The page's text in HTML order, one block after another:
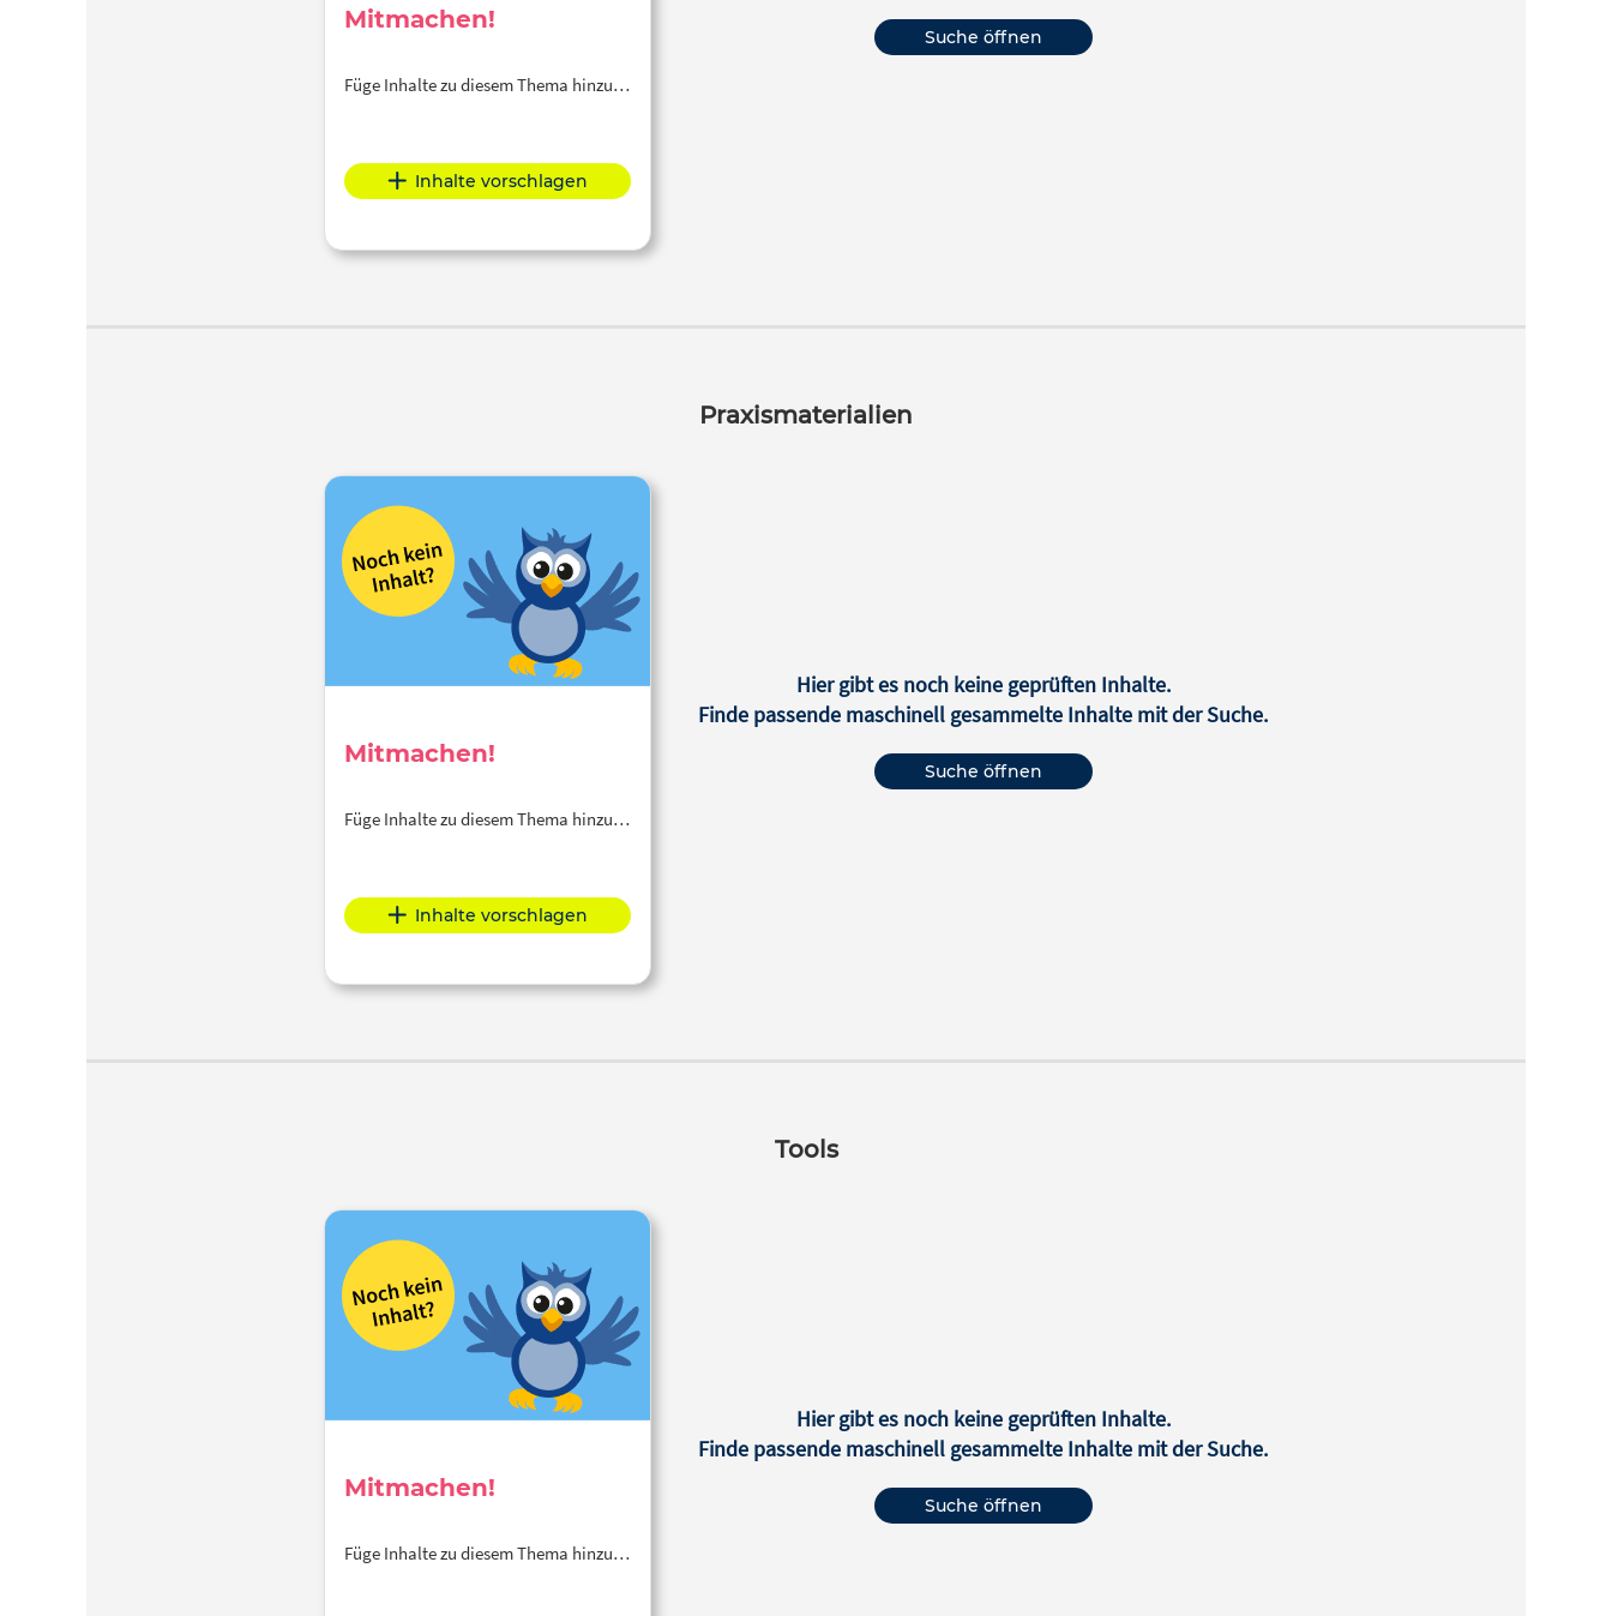
Mitmachen!
Füge Inhalte zu diesem Thema hinzu…
Inhalte vorschlagen
Suche öffnen
Praxismaterialien
Mitmachen!
Füge Inhalte zu diesem Thema hinzu…
Inhalte vorschlagen
Hier gibt es noch keine geprüften Inhalte.
Finde passende maschinell gesammelte Inhalte mit der Suche.
Suche öffnen
Tools
Mitmachen!
Füge Inhalte zu diesem Thema hinzu…
Hier gibt es noch keine geprüften Inhalte.
Finde passende maschinell gesammelte Inhalte mit der Suche.
Suche öffnen